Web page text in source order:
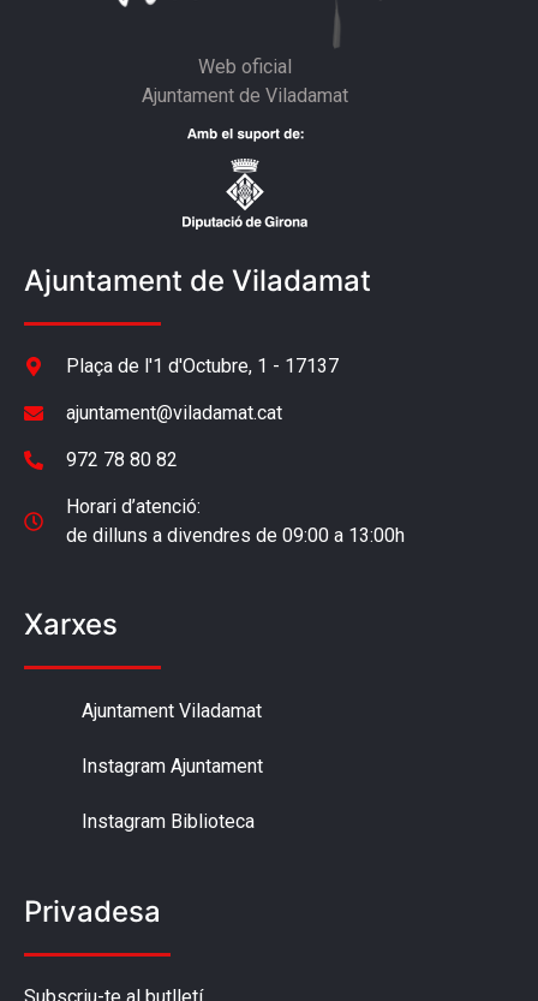
Web oficial
Ajuntament de Viladamat
Ajuntament de Viladamat
Plaça de l'1 d'Octubre, 1 - 17137
ajuntament@viladamat.cat
972 78 80 82
Horari d’atenció:
de dilluns a divendres de 09:00 a 13:00h
Xarxes
Ajuntament Viladamat
Instagram Ajuntament
Instagram Biblioteca
Privadesa
Subscriu-te al butlletí